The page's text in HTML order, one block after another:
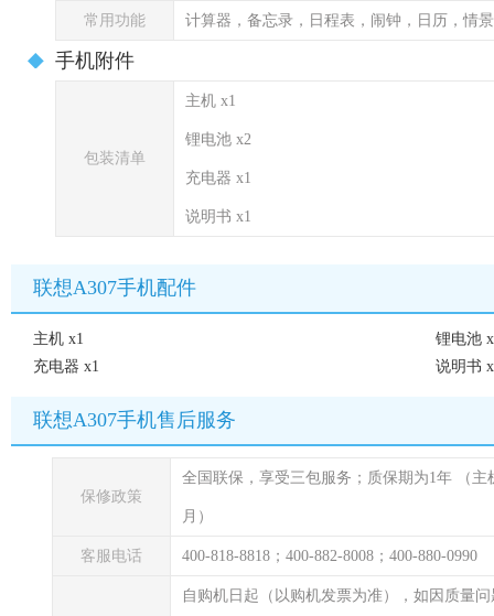
常用功能 计算器，备忘录，日程表，闹钟，日历，情
手机附件
包装清单
主机 x1
锂电池 x2
充电器 x1
说明书 x1
联想A307手机配件
主机 x1
锂电池
充电器 x1
说明书
联想A307手机售后服务
保修政策
全国联保，享受三包服务；质保期为1年 （
月）
客服电话 400-818-8818；400-882-8008；400-880-0990
自购机日起（以购机发票为准），如因质量